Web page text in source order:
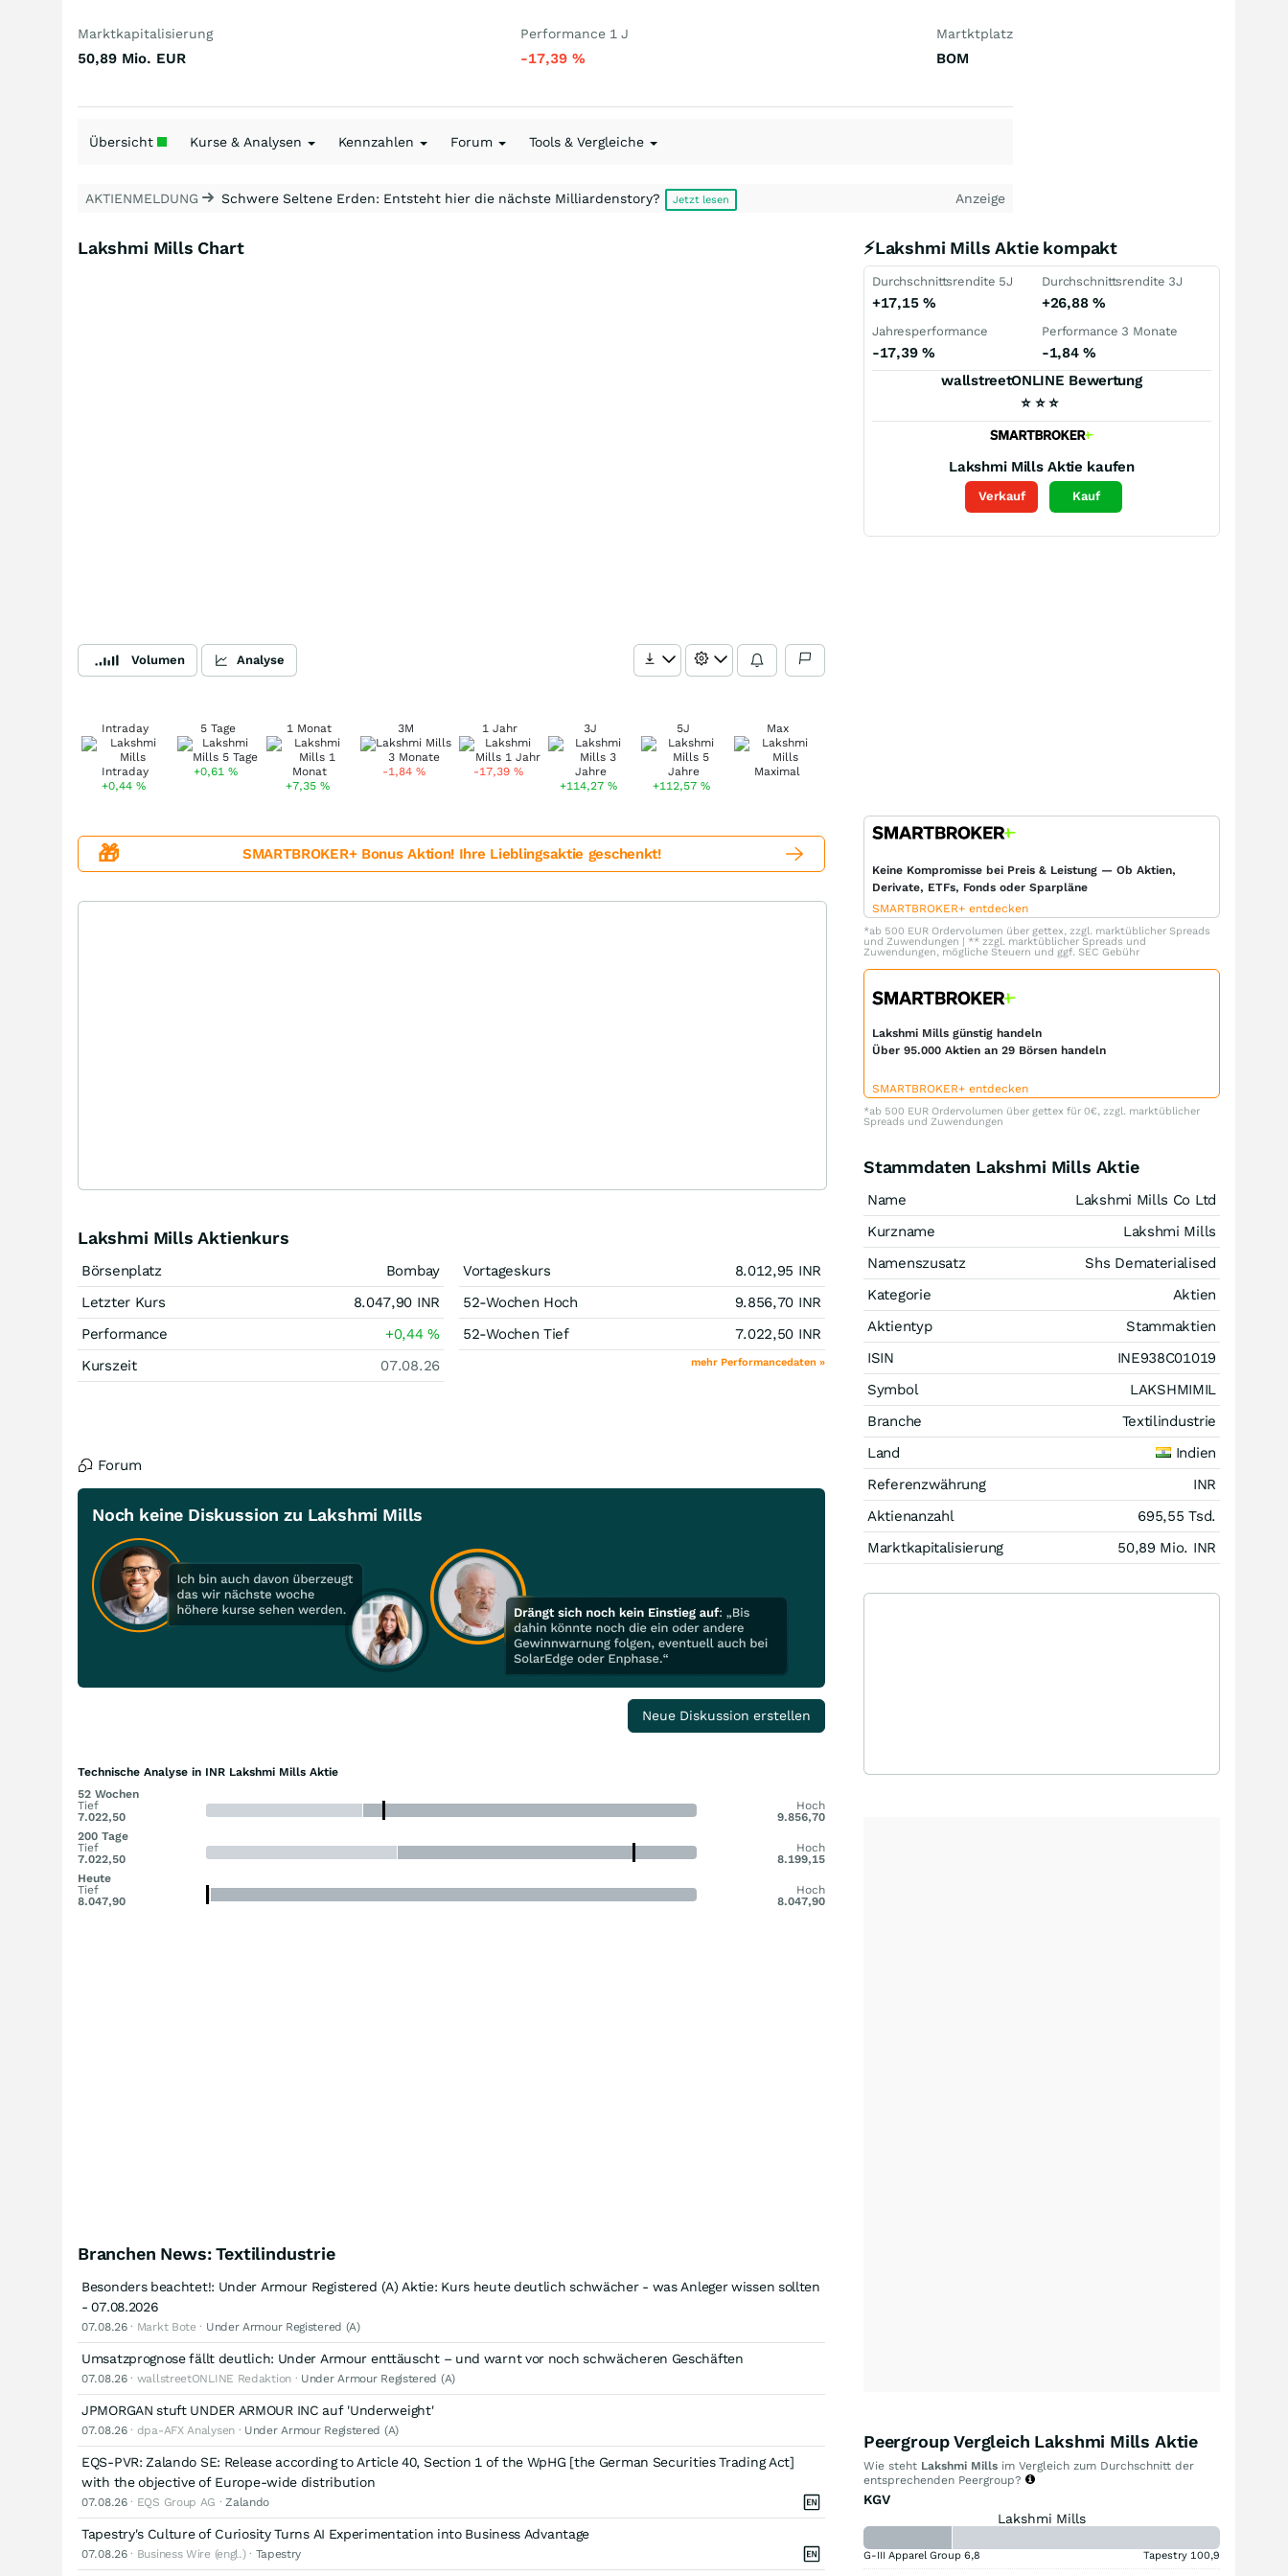
Marktkapitalisierung
50,89 Mio. EUR
Performance 1 J
-17,39 %
Martktplatz
BOM
Übersicht Kurse & Analysen Kennzahlen Forum Tools & Vergleiche
AKTIENMELDUNG Schwere Seltene Erden: Entsteht hier die nächste Milliardenstory? Jetzt lesen Anzeige
Lakshmi Mills Chart
Volumen Analyse
Intraday
+0,44 %
5 Tage
+0,61%
1 Monat
+7,35 %
3M
-1,84%
1 Jahr
-17,39 %
3J
+114,27%
5J
+112,57%
Max
⚡Lakshmi Mills Aktie kompakt
Durchschnittsrendite 5J
+17,15 %
Durchschnittsrendite 3J
+26,88 %
Jahresperformance
-17,39 %
Performance 3 Monate
-1,84%
wallstreetONLINE Bewertung
⭐ ⭐ ⭐
Lakshmi Mills Aktie kaufen
Verkauf Kauf
🎁 SMARTBROKER+ Bonus Aktion! Ihre Lieblingsaktie geschenkt!
Lakshmi Mills Aktienkurs
Börsenplatz
Bombay
Letzter Kurs
8.047,90 INR
Performance
+0,44%
Kurszeit
07.08.26
Vortageskurs 8.012,95 INR
52-Wochen Hoch
9.856,70 INR
52-Wochen Tief
7.022,50 INR
mehr Performancedaten »
Forum
Noch keine Diskussion zu Lakshmi Mills
Neue Diskussion erstellen
Technische Analyse in INR Lakshmi Mills Aktie
52 Wochen
Tief
7.022,50
Hoch
9.856,70
200 Tage
Tief
7.022,50
Hoch
8.199,15
Heute
Tief
8.047,90
Hoch
8.047,90
Branchen News: Textilindustrie
Besonders beachtet!: Under Armour Registered (A) Aktie: Kurs heute deutlich schwächer - was Anleger wissen sollten
- 07.08.2026
07.08.26· Markt Bote · Under Armour Registered (A)
Umsatzprognose fällt deutlich: Under Armour enttäuscht – und warnt vor noch schwächeren Geschäften
07.08.26· wallstreetONLINE Redaktion · Under Armour Registered (A)
JPMORGAN stuft UNDER ARMOUR INC auf 'Underweight'
07.08.26· dpa-AFX Analysen · Under Armour Registered (A)
EQS-PVR: Zalando SE: Release according to Article 40, Section 1 of the WpHG [the German Securities Trading Act]
with the objective of Europe-wide distribution
07.08.26· EQS Group AG ·Zalando
Tapestry's Culture of Curiosity Turns AI Experimentation into Business Advantage
07.08.26· Business Wire (engl.) · Tapestry
Keine Kompromisse bei Preis & Leistung — Ob Aktien,
Derivate, ETFs, Fonds oder Sparpläne
SMARTBROKER+ entdecken
*ab 500 EUR Ordervolumen über gettex, zzgl. marktüblicher Spreads
und Zuwendungen | ** zzgl. marktüblicher Spreads und
Zuwendungen, mögliche Steuern und ggf. SEC Gebühr
Lakshmi Mills günstig handeln
Über 95.000 Aktien an 29 Börsen handeln
SMARTBROKER+ entdecken
*ab 500 EUR Ordervolumen über gettex für 0€, zzgl. marktüblicher
Spreads und Zuwendungen
Stammdaten Lakshmi Mills Aktie
Name
Lakshmi Mills Co Ltd
Kurzname
Lakshmi Mills
Namenszusatz
Shs Dematerialised
Kategorie
Aktien
Aktientyp
Stammaktien
ISIN
INE938C01019
Symbol
LAKSHMIMIL
Branche
Textilindustrie
Land
Indien
Referenzwährung
INR
Aktienanzahl
695,55 Tsd.
Marktkapitalisierung
50,89 Mio. INR
Peergroup Vergleich Lakshmi Mills Aktie
Wie steht Lakshmi Mills im Vergleich zum Durchschnitt der
entsprechenden Peergroup?
KGV
Lakshmi Mills
G-III Apparel Group 6,8 Tapestry 100,9